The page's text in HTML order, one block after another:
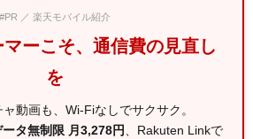
#PR ／ 楽天モバイル紹介
マーこそ、通信費の見直し
を
動画も、Wi-Fiなしでサクサク。
ータ無制限 月3,278円 、Rakuten Linkで